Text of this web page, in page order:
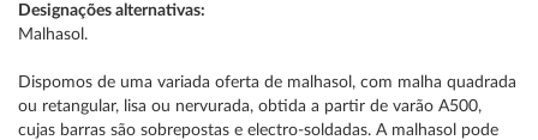
Designações alternativas:
Malhasol.
Dispomos de uma variada oferta de malhasol, com malha quadrada
ou retangular, lisa ou nervurada, obtida a partir de varão A500,
cujas barras são sobrepostas e electro-soldadas. A malhasol pode